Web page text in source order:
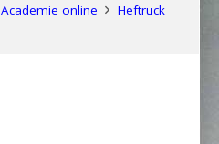
Academie online Heftruck